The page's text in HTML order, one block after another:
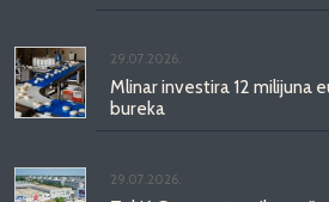
29.07.2026.
Mlinar investira 12 milijuna
bureka
29.07.2026.